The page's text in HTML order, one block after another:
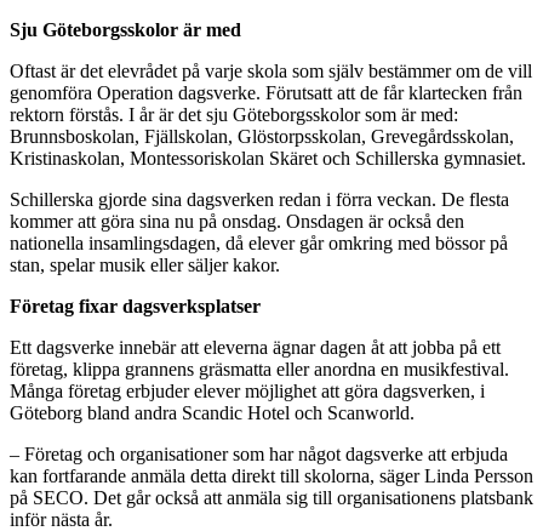
Sju Göteborgsskolor är med
Oftast är det elevrådet på varje skola som själv bestämmer om de vill
genomföra Operation dagsverke. Förutsatt att de får klartecken från
rektorn förstås. I år är det sju Göteborgsskolor som är med:
Brunnsboskolan, Fjällskolan, Glöstorpsskolan, Grevegårdsskolan,
Kristinaskolan, Montessoriskolan Skäret och Schillerska gymnasiet.
Schillerska gjorde sina dagsverken redan i förra veckan. De flesta
kommer att göra sina nu på onsdag. Onsdagen är också den
nationella insamlingsdagen, då elever går omkring med bössor på
stan, spelar musik eller säljer kakor.
Företag fixar dagsverksplatser
Ett dagsverke innebär att eleverna ägnar dagen åt att jobba på ett
företag, klippa grannens gräsmatta eller anordna en musikfestival.
Många företag erbjuder elever möjlighet att göra dagsverken, i
Göteborg bland andra Scandic Hotel och Scanworld.
– Företag och organisationer som har något dagsverke att erbjuda
kan fortfarande anmäla detta direkt till skolorna, säger Linda Persson
på SECO. Det går också att anmäla sig till organisationens platsbank
inför nästa år.